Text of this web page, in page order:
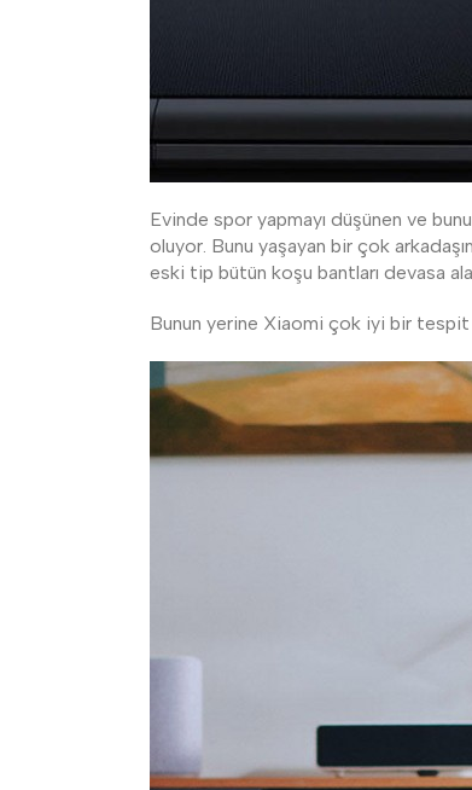
Evinde spor yapmayı düşünen ve
oluyor. Bunu yaşayan bir çok
eski tip bütün koşu bantları devasa
Bunun yerine Xiaomi çok iyi bir tespit